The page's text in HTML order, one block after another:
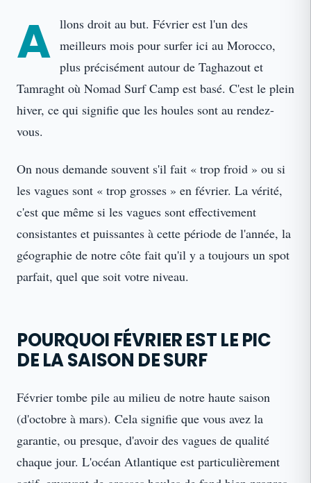
A llons droit au but. Février est l'un des
meilleurs mois pour surfer ici au Morocco,
plus précisément autour de Taghazout et
Tamraght où Nomad Surf Camp est basé. C'est le plein
hiver, ce qui signifie que les houles sont au rendez-
vous.
On nous demande souvent s'il fait « trop froid » ou si
les vagues sont « trop grosses » en février. La vérité,
c'est que même si les vagues sont effectivement
consistantes et puissantes à cette période de l'année, la
géographie de notre côte fait qu'il y a toujours un spot
parfait, quel que soit votre niveau.
POURQUOI FÉVRIER EST LE PIC
DE LA SAISON DE SURF
Février tombe pile au milieu de notre haute saison
(d'octobre à mars). Cela signifie que vous avez la
garantie, ou presque, d'avoir des vagues de qualité
chaque jour. L'océan Atlantique est particulièrement